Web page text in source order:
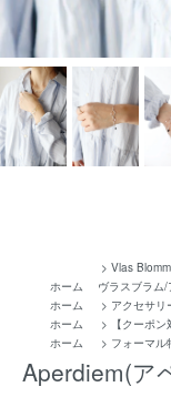
ホーム
> Vlas
ヴラスブラム
ホーム
> アクセサリ
ホーム
> 【クーポン
ホーム
> フォーマル
Aperdiem(ア